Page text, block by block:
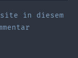
in diesem